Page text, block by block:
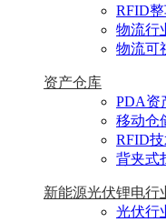
RFID
物流行
物流可
资产仓库
PDA资
移动仓
RFID
背夹式
新能源光伏锂电行
光伏行